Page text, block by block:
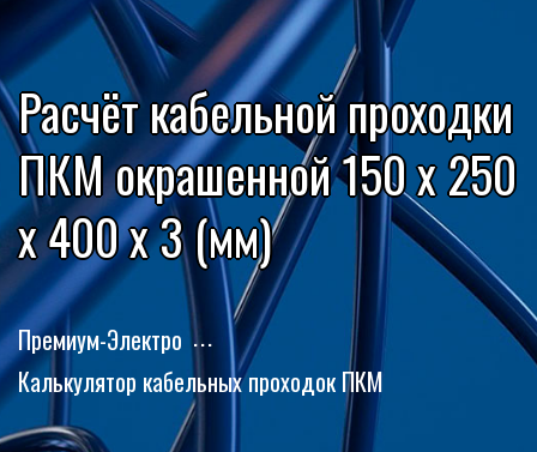
Расчёт кабельной проходки
ПКМ окрашенной 150 x 250
x 400 x 3 (мм)
Премиум-Электро
Калькулятор кабельных проходок ПКМ